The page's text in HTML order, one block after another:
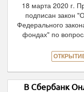
18 марта 2020 г.
подписан закон
Федерального
фондах" по
В Сбербанк